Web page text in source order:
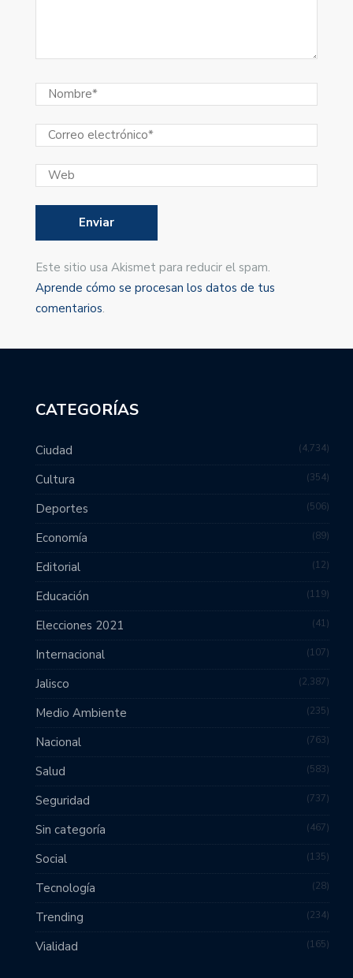
Este sitio usa Akismet para reducir el spam.
Aprende cómo se procesan los datos de tus
comentarios.
CATEGORÍAS
Ciudad 4,734
Cultura 354
Deportes 506
Economía 89
Editorial 12
Educación 119
Elecciones 2021 41
Internacional 107
Jalisco 2,387
Medio Ambiente 235
Nacional 763
Salud 583
Seguridad 737
Sin categoría 467
Social 135
Tecnología 28
Trending 234
Vialidad 165